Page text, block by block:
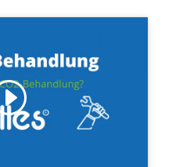
les cookies de
ce contenu